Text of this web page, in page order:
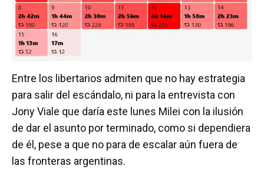
Entre los libertarios admiten que no hay estrategia
para salir del escándalo, ni para la entrevista con
Jony Viale que daría este lunes Milei con la ilusión
de dar el asunto por terminado, como si dependiera
de él, pese a que no para de escalar aún fuera de
las fronteras argentinas.